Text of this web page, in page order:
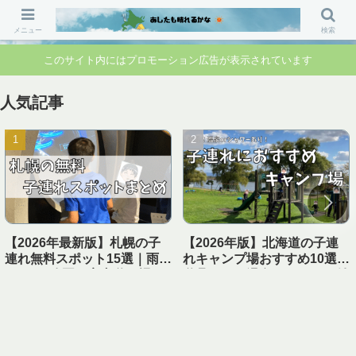
「行ってよかった」「準備して正解」 家族のお出かけ前の“不安”を“安心”に変
えるブログです。
このサイト内にはプロモーション広告が表示されています
人気記事
【2026年最新版】札幌の子
連れ無料スポット15選｜雨の
【2026年版】北海道の子連
れキャンプ場おすすめ10選｜
メニュー 検索